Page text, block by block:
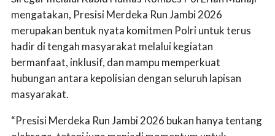
mengatakan, Presisi Merdeka Run Jambi 2026
merupakan bentuk nyata komitmen Polri untuk terus
hadir di tengah masyarakat melalui kegiatan
bermanfaat, inklusif, dan mampu memperkuat
hubungan antara kepolisian dengan seluruh lapisan
masyarakat.
“Presisi Merdeka Run Jambi 2026 bukan hanya tentang